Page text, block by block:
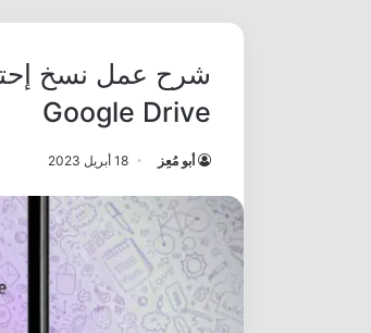
Google Drive
أبو مُعِز 18 أبريل 2023